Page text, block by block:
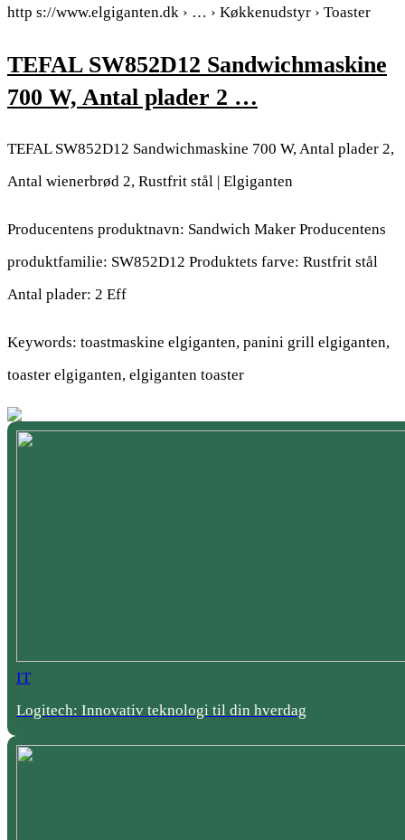
http s://www.elgiganten.dk › … › Køkkenudstyr › Toaster
TEFAL SW852D12 Sandwichmaskine
700 W, Antal plader 2 …
TEFAL SW852D12 Sandwichmaskine 700 W, Antal plader 2,
Antal wienerbrød 2, Rustfrit stål | Elgiganten
Producentens produktnavn: Sandwich Maker Producentens
produktfamilie: SW852D12 Produktets farve: Rustfrit stål
Antal plader: 2 Eff
Keywords: toastmaskine elgiganten, panini grill elgiganten,
toaster elgiganten, elgiganten toaster
IT
Logitech: Innovativ teknologi til din hverdag